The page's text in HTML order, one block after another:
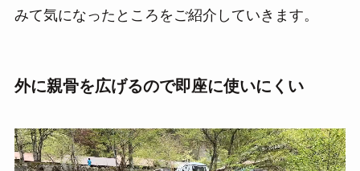
みて気になったところをご紹介していきます。
外に親骨を広げるので即座に使いにくい